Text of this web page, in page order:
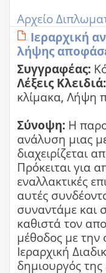
Αρχείο
Ιεραρχική
λήψης
Συγγραφέας:
Λέξεις Κλειδιά:
κλίμακα, Λήψη
Σύνοψη: Η
ανάλυση μιας
διαχειρίζεται
Πρόκειται για
εναλλακτικές
αυτές
συναντάμε και
καθιστά τον
μέθοδος με την
Ιεραρχική
δημιουργός της